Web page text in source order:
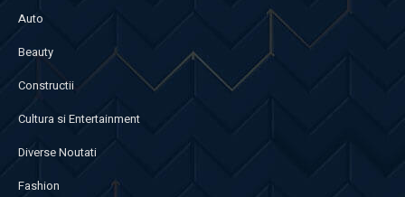
Auto
Beauty
Constructii
Cultura si Entertainment
Diverse Noutati
Fashion